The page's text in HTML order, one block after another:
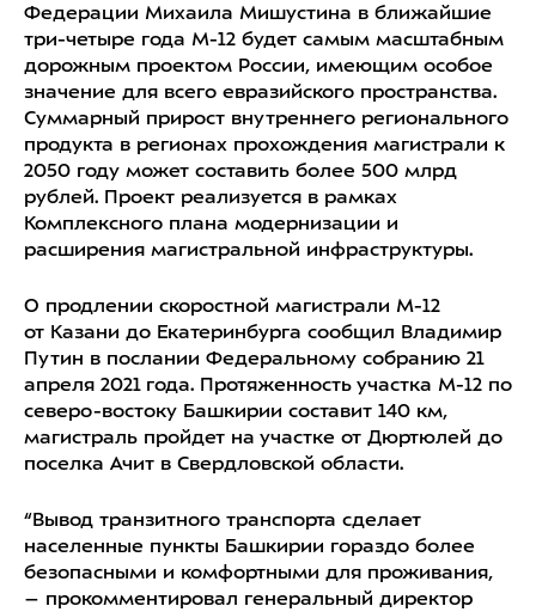
Федерации Михаила Мишустина в ближайшие
три-четыре года М-12 будет самым масштабным
дорожным проектом России, имеющим особое
значение для всего евразийского пространства.
Суммарный прирост внутреннего регионального
продукта в регионах прохождения магистрали к
2050 году может составить более 500 млрд
рублей. Проект реализуется в рамках
Комплексного плана модернизации и
расширения магистральной инфраструктуры.
О продлении скоростной магистрали М-12
от Казани до Екатеринбурга сообщил Владимир
Путин в послании Федеральному собранию 21
апреля 2021 года. Протяженность участка М-12 по
северо-востоку Башкирии составит 140 км,
магистраль пройдет на участке от Дюртюлей до
поселка Ачит в Свердловской области.
“Вывод транзитного транспорта сделает
населенные пункты Башкирии гораздо более
безопасными и комфортными для проживания,
– прокомментировал генеральный директор